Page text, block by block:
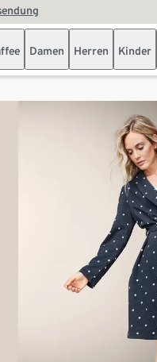
Damen Herren Kinder